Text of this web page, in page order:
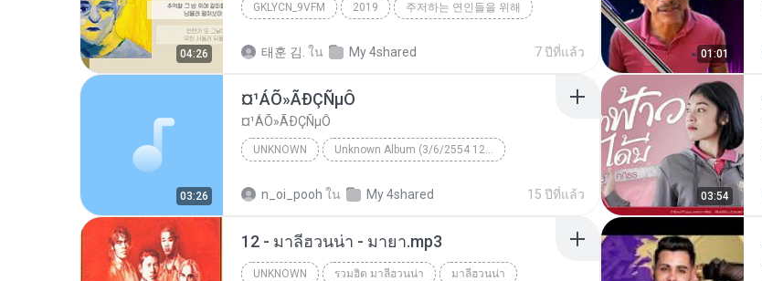
04:26
GKLYCN_9VFM 2019 주저하는 연인들을 위해
태훈 김. ใน My 4shared 7 ปีที่แล้ว 01:01
03:26
¤¹ÁÕ»ÃÐÇÑµÔ
¤¹ÁÕ»ÃÐÇÑµÔ
UNKNOWN Unknown Album (3/6/2554 12:50:57)
n_oi_pooh ใน My 4shared 15 ปีที่แล้ว 03:54
12 - มาลีฮวนน่า - มายา.mp3
UNKNOWN รวมฮิต มาลีฮวนน่า มาลีฮวนน่า